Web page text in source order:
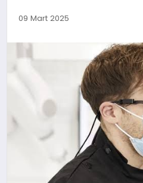
BESLENME
EĞITIM
TEKNOLOJI
09 Mart 2025